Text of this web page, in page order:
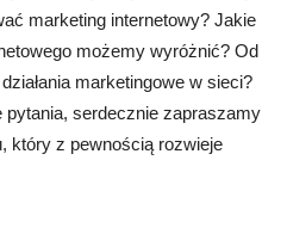
marketing internetowy? Jakie
możemy wyróżnić? Od
marketingowe w sieci?
serdecznie zapraszamy
który z pewnością rozwieje